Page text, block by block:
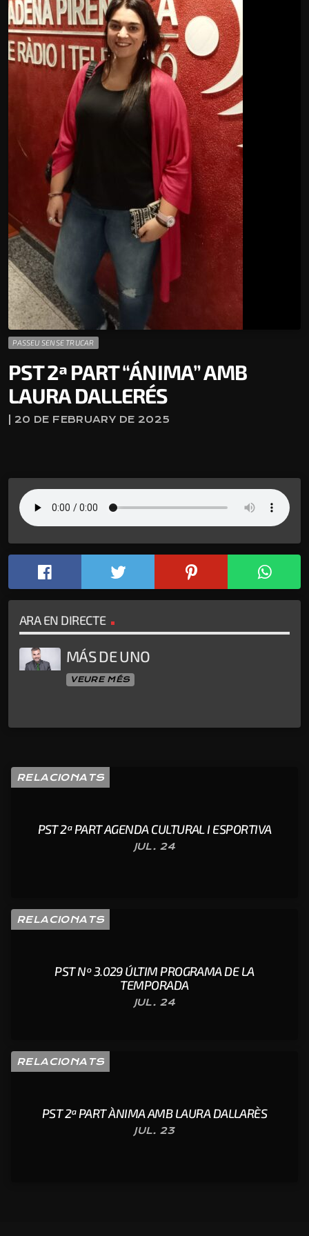
PASSEU SENSE TRUCAR
PST 2ª PART “ÁNIMA” AMB
LAURA DALLERÉS
| 20 DE FEBRUARY DE 2025
ARA EN DIRECTE
MÁS DE UNO
VEURE MÉS
RELACIONATS
PST 2ª PART AGENDA CULTURAL I ESPORTIVA
JUL. 24
RELACIONATS
PST Nº 3.029 ÚLTIM PROGRAMA DE LA
TEMPORADA
JUL. 24
RELACIONATS
PST 2ª PART ÀNIMA AMB LAURA DALLARÈS
JUL. 23